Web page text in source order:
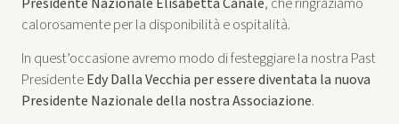
calorosamente per la disponibilità e ospitalità.
In quest’occasione avremo modo di festeggiare la nostra Past
PresidenteEdy Dalla Vecchia per essere diventata la nuova
Presidente Nazionale della nostra Associazione.